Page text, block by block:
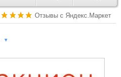
Отзывы с Яндекс.Маркет
▼